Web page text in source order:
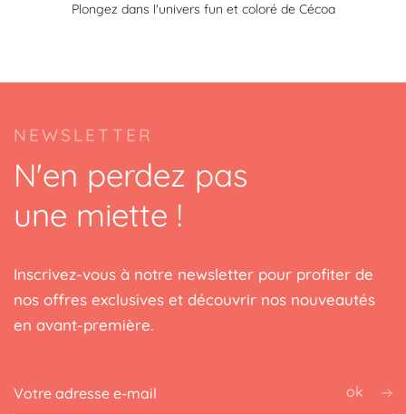
Plongez dans l'univers fun et coloré de Cécoa
NEWSLETTER
N'en perdez pas
une miette !
Inscrivez-vous à notre newsletter pour profiter de
nos offres exclusives et découvrir nos nouveautés
en avant-première.
ok